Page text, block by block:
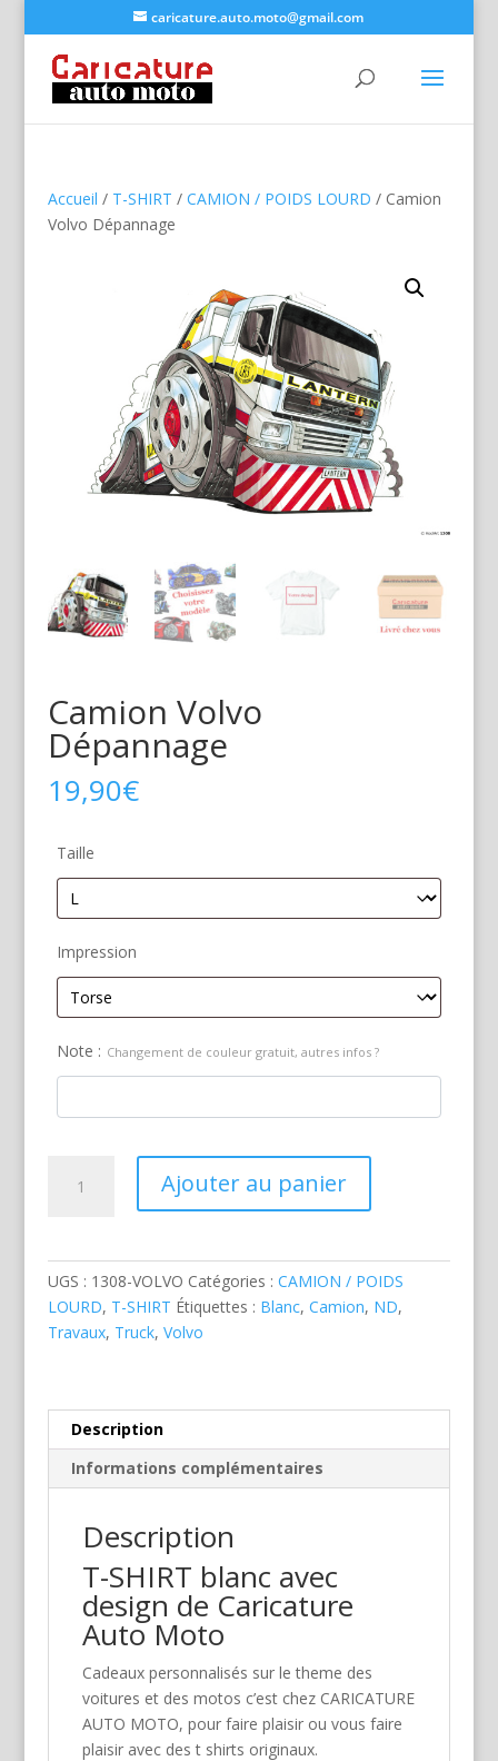
caricature.auto.moto@gmail.com
Accueil / T-SHIRT / CAMION / POIDS LOURD / Camion
Volvo Dépannage
Camion Volvo
Dépannage
19,90€
Taille
Impression
Note : Changement de couleur gratuit, autres infos ?
Ajouter au panier
UGS : 1308-VOLVO Catégories : CAMION / POIDS
LOURD, T-SHIRT Étiquettes : Blanc, Camion, ND,
Travaux, Truck, Volvo
Description
Informations complémentaires
Description
T-SHIRT blanc avec
design de Caricature
Auto Moto
Cadeaux personnalisés sur le theme des
voitures et des motos c’est chez CARICATURE
AUTO MOTO, pour faire plaisir ou vous faire
plaisir avec des t shirts originaux.